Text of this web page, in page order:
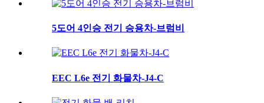
5도어 4인승 전기 승용차-브럼비
EEC L6e 전기 화물차-J4-C